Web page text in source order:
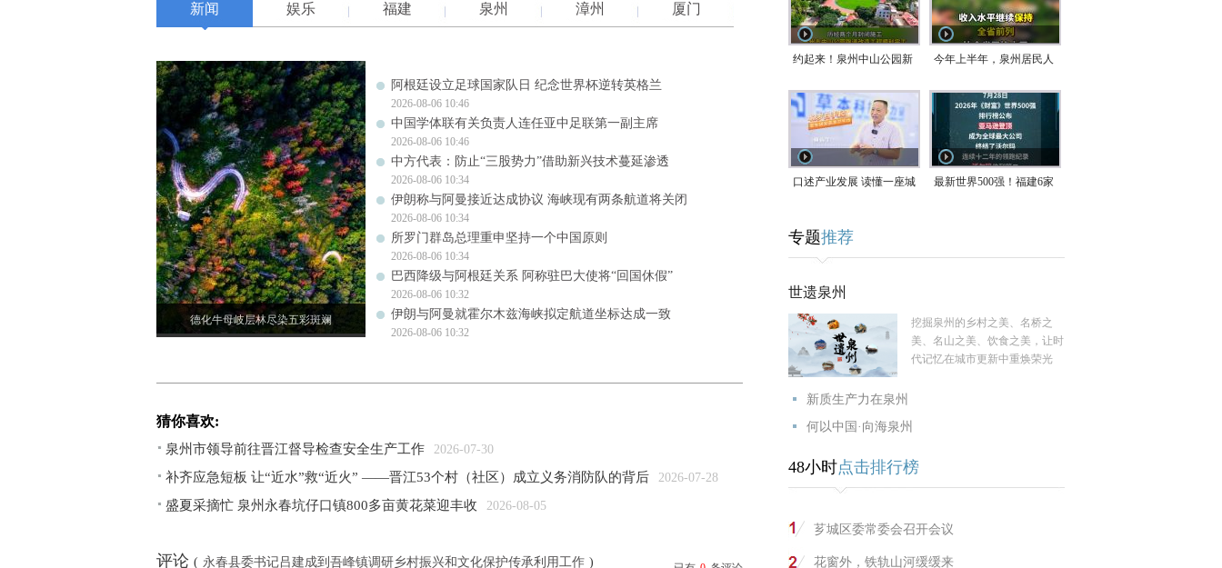
新闻 娱乐 福建 泉州 漳州 厦门
德化牛母岐层林尽染五彩斑斓
阿根廷设立足球国家队日 纪念世界杯逆转英格兰
2026-08-06 10:46
中国学体联有关负责人连任亚中足联第一副主席
2026-08-06 10:46
中方代表：防止“三股势力”借助新兴技术蔓延渗透
2026-08-06 10:34
伊朗称与阿曼接近达成协议 海峡现有两条航道将关闭
2026-08-06 10:34
所罗门群岛总理重申坚持一个中国原则
2026-08-06 10:34
巴西降级与阿根廷关系 阿称驻巴大使将“回国休假”
2026-08-06 10:32
伊朗与阿曼就霍尔木兹海峡拟定航道坐标达成一致
2026-08-06 10:32
猜你喜欢:
泉州市领导前往晋江督导检查安全生产工作 2026-07-30
补齐应急短板 让“近水”救“近火” ——晋江53个村（社区）成立义务消防队的背后 2026-07-28
盛夏采摘忙 泉州永春坑仔口镇800多亩黄花菜迎丰收 2026-08-05
评论 ( 永春县委书记吕建成到吾峰镇调研乡村振兴和文化保护传承利用工作 )
约起来！泉州中山公园新 今年上半年，泉州居民人
口述产业发展 读懂一座城
家，率先研发草本卫生巾
最新世界500强！福建6家
专题推荐
世遗泉州
挖掘泉州的乡村之美、名桥之
美、名山之美、饮食之美，让时
代记忆在城市更新中重焕荣光
新质生产力在泉州
何以中国·向海泉州
48小时点击排行榜
芗城区委常委会召开会议
花窗外，铁轨山河缓缓来